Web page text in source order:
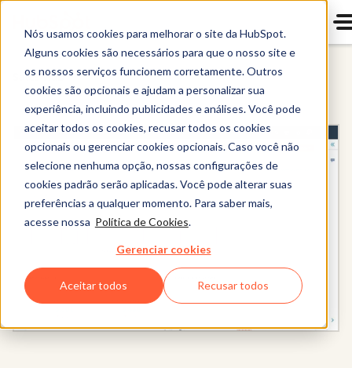
Nós usamos cookies para melhorar o site da HubSpot.
Alguns cookies são necessários para que o nosso site e
os nossos serviços funcionem corretamente. Outros
cookies são opcionais e ajudam a personalizar sua
experiência, incluindo publicidades e análises. Você pode
aceitar todos os cookies, recusar todos os cookies
opcionais ou gerenciar cookies opcionais. Caso você não
selecione nenhuma opção, nossas configurações de
cookies padrão serão aplicadas. Você pode alterar suas
preferências a qualquer momento. Para saber mais,
acesse nossa Política de Cookies.
Gerenciar cookies
Aceitar todos Recusar todos
Sales Hub